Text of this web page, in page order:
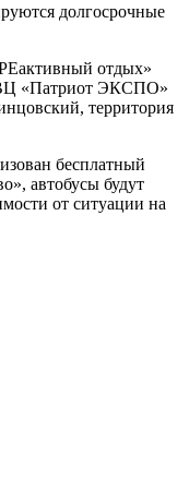
долгосрочные
отдых»
«Патриот ЭКСПО»
территория
бесплатный
автобусы будут
от ситуации на